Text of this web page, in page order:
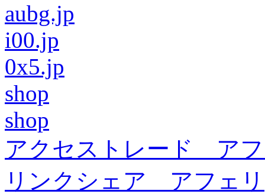
aubg.jp
i00.jp
0x5.jp
shop
shop
アクセストレード ア
リンクシェア アフェリ